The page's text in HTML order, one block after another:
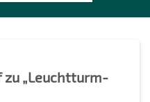
„Leuchtturm-